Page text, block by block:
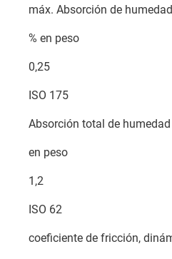
máx. Absorción de
% en peso
0,25
ISO 175
Absorción total de
en peso
1,2
ISO 62
coeficiente de fricción,